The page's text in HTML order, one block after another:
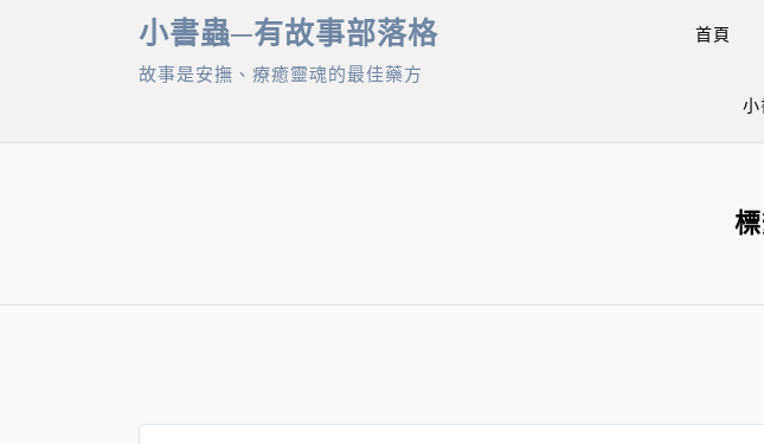
小書蟲─有故事部落格
故事是安撫、療癒靈魂的最佳藥方
首頁
小